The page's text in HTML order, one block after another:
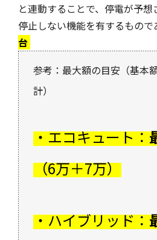
と連動することで、停電が予
停止しない機能を有するもの
台
参考：最大額の目安（基本
計）
・エコキュート：
（6万＋7万）
・ハイブリッド：